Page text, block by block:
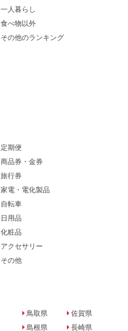
一人暮らし
食べ物以外
その他のランキング
定期便
商品券・金券
旅行券
家電・電化製品
自転車
日用品
化粧品
アクセサリー
その他
鳥取県
島根県
佐賀県
長崎県